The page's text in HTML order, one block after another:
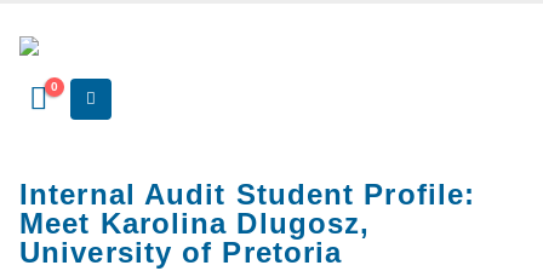
0
Internal Audit Student Profile:
Meet Karolina Dlugosz,
University of Pretoria